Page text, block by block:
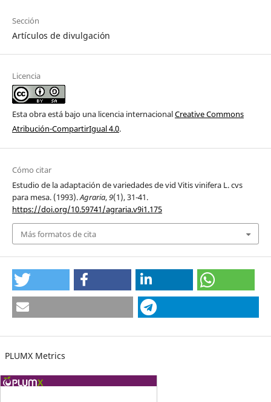
Sección
Artículos de divulgación
Licencia
Esta obra está bajo una licencia internacionalCreative Commons
Atribución-CompartirIgual 4.0.
Cómo citar
Estudio de la adaptación de variedades de vid Vitis vinifera L. cvs
para mesa. (1993).Agraria,9(1), 31-41.
https://doi.org/10.59741/agraria.v9i1.175
Más formatos de cita
PLUMX Metrics